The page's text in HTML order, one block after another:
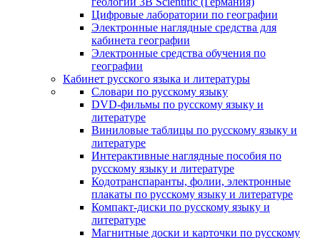
Цифровые лаборатории по географии
Электронные наглядные средства для
кабинета географии
Электронные средства обучения по
географии
Кабинет русского языка и литературы
Cловари по русскому языку
DVD-фильмы по русскому языку и
литературе
Виниловые таблицы по русскому языку и
литературе
Интерактивные наглядные пособия по
русскому языку и литературе
Кодотранспаранты, фолии, электронные
плакаты по русскому языку и литературе
Компакт-диски по русскому языку и
литературе
Магнитные доски и карточки по русскому